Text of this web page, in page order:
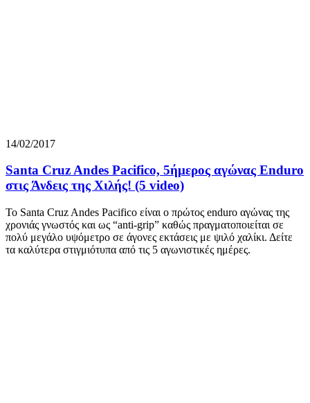
14/02/2017
Santa Cruz Andes Pacifico, 5ήμερος αγώνας Enduro
στις Άνδεις της Χιλής! (5 video)
Το Santa Cruz Andes Pacifico είναι ο πρώτος enduro αγώνας της
χρονιάς γνωστός και ως “anti-grip” καθώς πραγματοποιείται σε
πολύ μεγάλο υψόμετρο σε άγονες εκτάσεις με ψιλό χαλίκι. Δείτε
τα καλύτερα στιγμιότυπα από τις 5 αγωνιστικές ημέρες.